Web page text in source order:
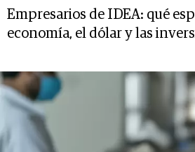
Empresarios de IDEA: qué
economía, el dólar y las